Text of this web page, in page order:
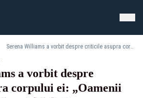
Serena Williams a vorbit despre criticile asupra corpului ei: „Oamenii îmi spuneau că sunt bărbat”
a vorbit despre
corpului ei: „Oamenii